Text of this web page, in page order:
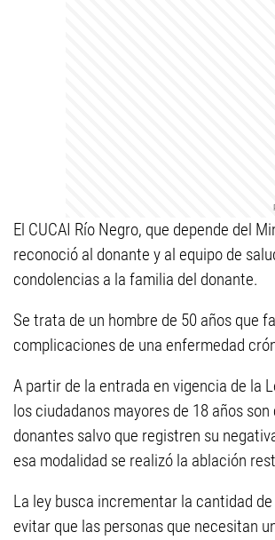
El CUCAI Río Negro, que depende del
reconoció al donante y al equipo de
condolencias a la familia del donante.
Se trata de un hombre de 50 años que
complicaciones de una enfermedad
A partir de la entrada en vigencia de la
los ciudadanos mayores de 18 años
donantes salvo que registren su
esa modalidad se realizó la ablación
La ley busca incrementar la cantidad
evitar que las personas que necesitan